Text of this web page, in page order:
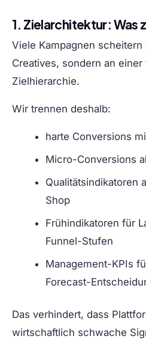
1. Zielarchitektur: Was
Viele Kampagnen
Creatives, sondern an einer
Zielhierarchie.
Wir trennen deshalb:
harte Conversions
Micro-Conversions
Qualitätsindikatoren
Shop
Frühindikatoren für
Funnel-Stufen
Management-KPIs
Forecast-
Das verhindert, dass
wirtschaftlich schwache